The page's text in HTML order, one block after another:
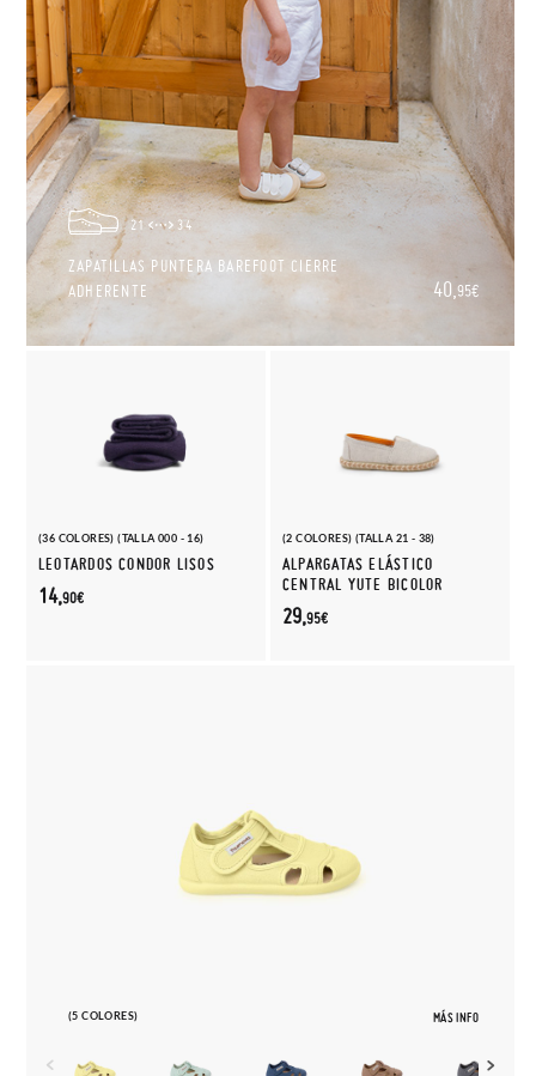
21 34
ZAPATILLAS PUNTERA BAREFOOT CIERRE
ADHERENTE
40, 95€
(36 COLORES) (TALLA 000 - 16)
LEOTARDOS CONDOR LISOS
14,90€
(2 COLORES) (TALLA 21 - 38)
ALPARGATAS ELÁSTICO
CENTRAL YUTE BICOLOR
29,95€
(5 COLORES) MÁS INFO